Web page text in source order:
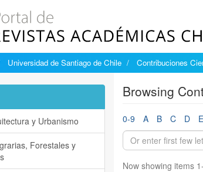
Universidad de Santiago de Chile Contribuciones
Browsing
0-9 A B C D E
Now showing items
y Urbanismo
Forestales y